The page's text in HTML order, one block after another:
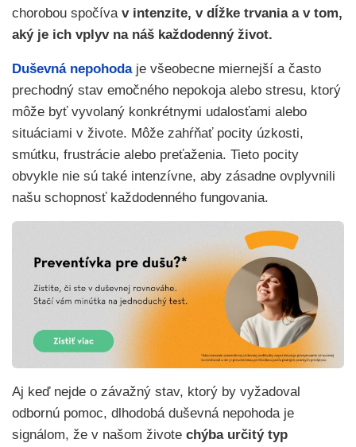
chorobou spočíva v intenzite, v dĺžke trvania a v tom,
aký je ich vplyv na náš každodenný život.
Duševná nepohodaje všeobecne miernejší a často
prechodný stav emočného nepokoja alebo stresu, ktorý
môže byť vyvolaný konkrétnymi udalosťami alebo
situáciami v živote. Môže zahŕňať pocity úzkosti,
smútku, frustrácie alebo preťaženia. Tieto pocity
obvykle nie sú také intenzívne, aby zásadne ovplyvnili
našu schopnosť každodenného fungovania.
Aj keď nejde o závažný stav, ktorý by vyžadoval
odbornú pomoc, dlhodobá duševná nepohoda je
signálom, že v našom živote chýba určitý typ